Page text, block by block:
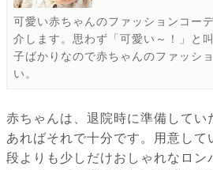
可愛い赤ちゃんのファッションコー
介します。思わず「可愛い～！」と
子ばかりなので赤ちゃんのファッシ
い。
赤ちゃんは、退院時に準備してい
あればそれで十分です。用意して
段よりも少しだけおしゃれなロン